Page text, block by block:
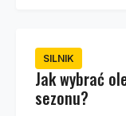
SILNIK
Jak wybrać
sezonu?